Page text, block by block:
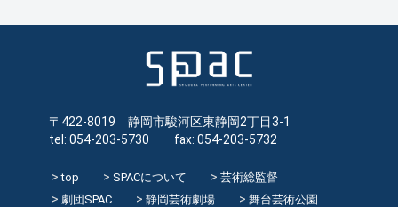
〒422-8019 静岡市駿河区東静岡2丁目3-1
tel: 054-203-5730 fax: 054-203-5732
top SPACについて
芸術総監督
劇団SPAC
静岡芸術劇場
舞台芸術公園